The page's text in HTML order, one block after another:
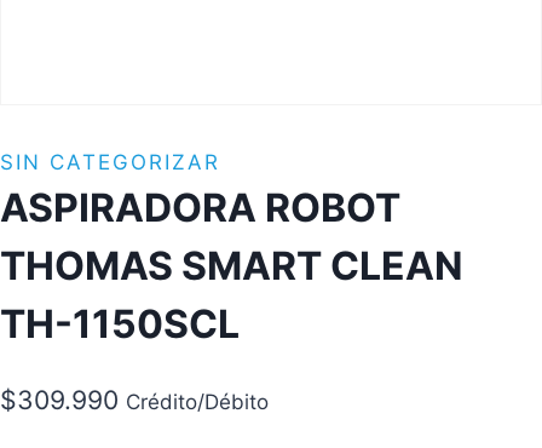
SIN CATEGORIZAR
ASPIRADORA ROBOT
THOMAS SMART CLEAN
TH-1150SCL
$309.990 Crédito/Débito